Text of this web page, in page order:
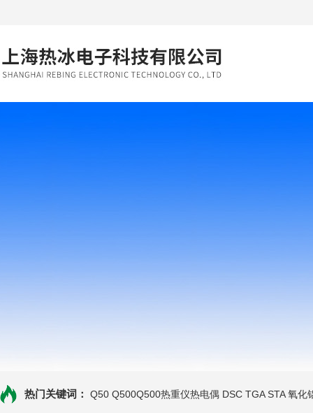
热门关键词： Q50 Q500Q500热重仪热电偶 DSC TGA STA 氧化